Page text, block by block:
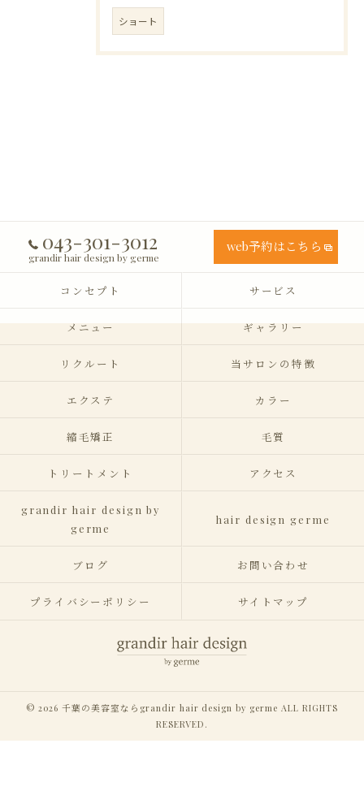
ショート
043-301-3012
grandir hair design by germe
web予約はこちら
コンセプト サービス
メニュー ギャラリー
リクルート 当サロンの特徴
エクステ カラー
縮毛矯正 毛質
トリートメント アクセス
grandir hair design by
germe
hair design germe
ブログ お問い合わせ
プライバシーポリシー サイトマップ
© 2026 千葉の美容室ならgrandir hair design by germe ALL RIGHTS
RESERVED.